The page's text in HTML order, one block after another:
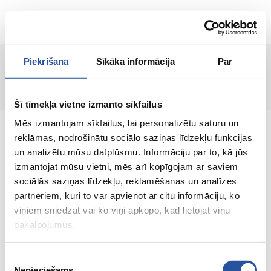
Piekrišana Sīkāka informācija Par
Šī tīmekļa vietne izmanto sīkfailus
Mēs izmantojam sīkfailus, lai personalizētu saturu un
reklāmas, nodrošinātu sociālo saziņas līdzekļu funkcijas
un analizētu mūsu datplūsmu. Informāciju par to, kā jūs
izmantojat mūsu vietni, mēs arī kopīgojam ar saviem
sociālās saziņas līdzekļu, reklamēšanas un analīzes
partneriem, kuri to var apvienot ar citu informāciju, ko
viņiem sniedzat vai ko viņi apkopo, kad lietojat viņu
pakalpojumus.
EN
Page not found!
An online store with great prices and quality
products, where customer satisfaction is our
main value.
Everything for your home and
garden!